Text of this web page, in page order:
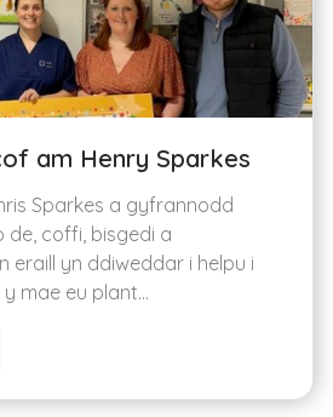
am Henry Sparkes
Sparkes a gyfrannodd
coffi, bisgedi a
eraill yn ddiweddar i helpu i
mae eu plant...